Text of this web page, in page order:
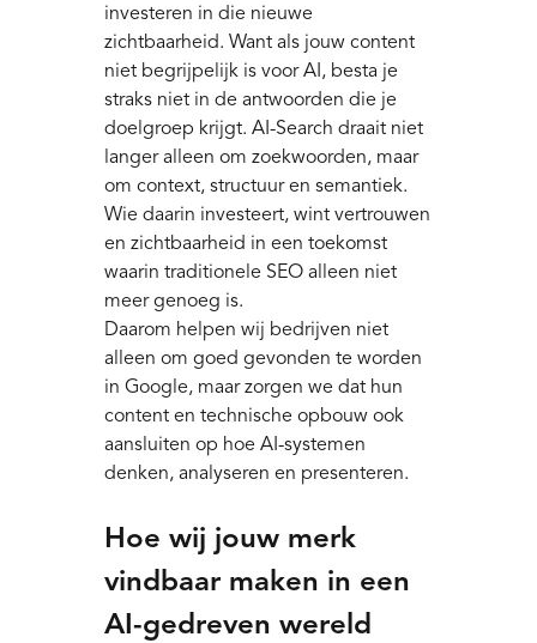
investeren in die nieuwe
zichtbaarheid. Want als jouw content
niet begrijpelijk is voor AI, besta je
straks niet in de antwoorden die je
doelgroep krijgt. AI-Search draait niet
langer alleen om zoekwoorden, maar
om context, structuur en semantiek.
Wie daarin investeert, wint vertrouwen
en zichtbaarheid in een toekomst
waarin traditionele SEO alleen niet
meer genoeg is.
Daarom helpen wij bedrijven niet
alleen om goed gevonden te worden
in Google, maar zorgen we dat hun
content en technische opbouw ook
aansluiten op hoe AI-systemen
denken, analyseren en presenteren.
Hoe wij jouw merk
vindbaar maken in een
AI-gedreven wereld